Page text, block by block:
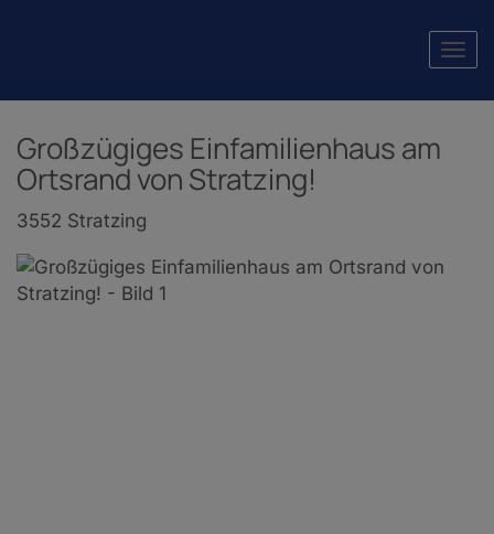
Großzügiges Einfamilienhaus am
Ortsrand von Stratzing!
3552 Stratzing